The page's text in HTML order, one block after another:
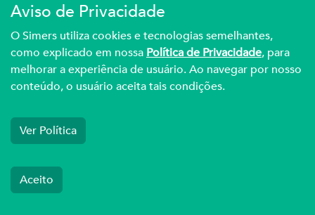
Simers denuncia falta
de assistência básica
em ...
Aviso de Privacidade
O Simers utiliza cookies e tecnologias semelhantes,
como explicado em nossa Política de Privacidade, para
melhorar a experiência de usuário. Ao navegar por nosso
conteúdo, o usuário aceita tais condições.
Ver Política
Aceito